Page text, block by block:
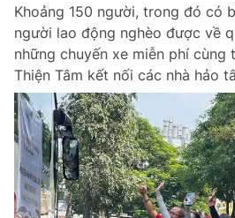
Khoảng 150 người, trong đó có
người lao động nghèo được về
những chuyến xe miễn phí cùng
Thiện Tâm kết nối các nhà hảo